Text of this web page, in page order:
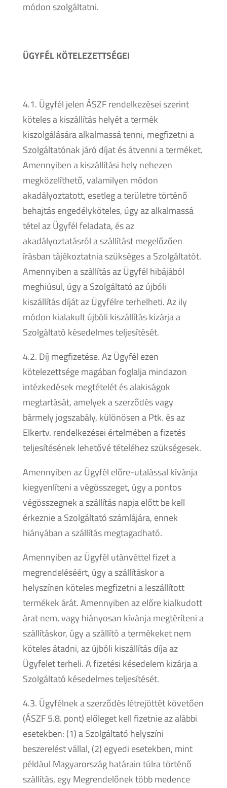
módon szolgáltatni.
ÜGYFÉL KÖTELEZETTSÉGEI
4.1. Ügyfél jelen ÁSZF rendelkezései szerint
köteles a kiszállítás helyét a termék
kiszolgálására alkalmassá tenni, megfizetni a
Szolgáltatónak járó díjat és átvenni a terméket.
Amennyiben a kiszállítási hely nehezen
megközelíthető, valamilyen módon
akadályoztatott, esetleg a területre történő
behajtás engedélyköteles, úgy az alkalmassá
tétel az Ügyfél feladata, és az
akadályoztatásról a szállítást megelőzően
írásban tájékoztatnia szükséges a Szolgáltatót.
Amennyiben a szállítás az Ügyfél hibájából
meghiúsul, úgy a Szolgáltató az újbóli
kiszállítás díját az Ügyfélre terhelheti. Az ily
módon kialakult újbóli kiszállítás kizárja a
Szolgáltató késedelmes teljesítését.
4.2. Díj megfizetése. Az Ügyfél ezen
kötelezettsége magában foglalja mindazon
intézkedések megtételét és alakiságok
megtartását, amelyek a szerződés vagy
bármely jogszabály, különösen a Ptk. és az
Elkertv. rendelkezései értelmében a fizetés
teljesítésének lehetővé tételéhez szükségesek.
Amennyiben az Ügyfél előre-utalással kívánja
kiegyenlíteni a végösszeget, úgy a pontos
végösszegnek a szállítás napja előtt be kell
érkeznie a Szolgáltató számlájára, ennek
hiányában a szállítás megtagadható.
Amennyiben az Ügyfél utánvéttel fizet a
megrendeléséért, úgy a szállításkor a
helyszínen köteles megfizetni a leszállított
termékek árát. Amennyiben az előre kialkudott
árat nem, vagy hiányosan kívánja megtéríteni a
szállításkor, úgy a szállító a termékeket nem
köteles átadni, az újbóli kiszállítás díja az
Ügyfelet terheli. A fizetési késedelem kizárja a
Szolgáltató késedelmes teljesítését.
4.3. Ügyfélnek a szerződés létrejöttét követően
(ÁSZF 5.8. pont) előleget kell fizetnie az alábbi
esetekben: (1) a Szolgáltató helyszíni
beszerelést vállal, (2) egyedi esetekben, mint
például Magyarország határain túlra történő
szállítás, egy Megrendelőnek több medence